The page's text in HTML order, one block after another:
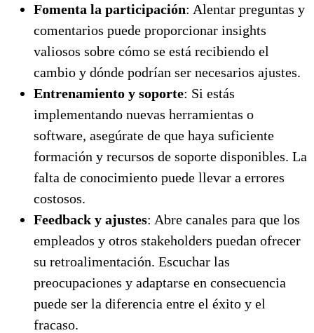
Fomenta la participación: Alentar preguntas y
comentarios puede proporcionar insights
valiosos sobre cómo se está recibiendo el
cambio y dónde podrían ser necesarios ajustes.
Entrenamiento y soporte: Si estás
implementando nuevas herramientas o
software, asegúrate de que haya suficiente
formación y recursos de soporte disponibles. La
falta de conocimiento puede llevar a errores
costosos.
Feedback y ajustes: Abre canales para que los
empleados y otros stakeholders puedan ofrecer
su retroalimentación. Escuchar las
preocupaciones y adaptarse en consecuencia
puede ser la diferencia entre el éxito y el
fracaso.